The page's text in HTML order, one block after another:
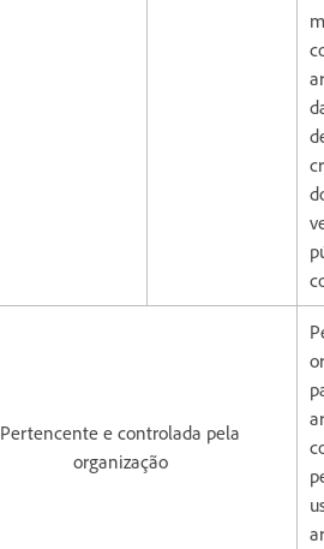
Pertencente e controlada pela
organização